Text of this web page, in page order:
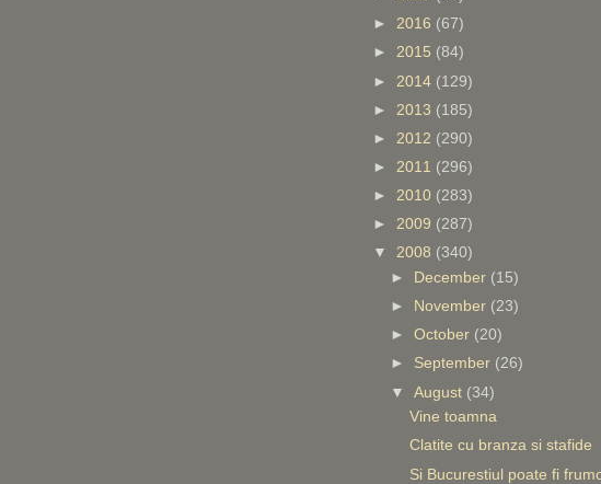
► 2016 (67)
► 2015 (84)
► 2014 (129)
► 2013 (185)
► 2012 (290)
► 2011 (296)
► 2010 (283)
► 2009 (287)
▼ 2008 (340)
►
December (15)
►
November (23)
►October (20)
► September (26)
▼August (34)
Vine toamna
Clatite cu branza si stafide
Si Bucurestiul poate fi